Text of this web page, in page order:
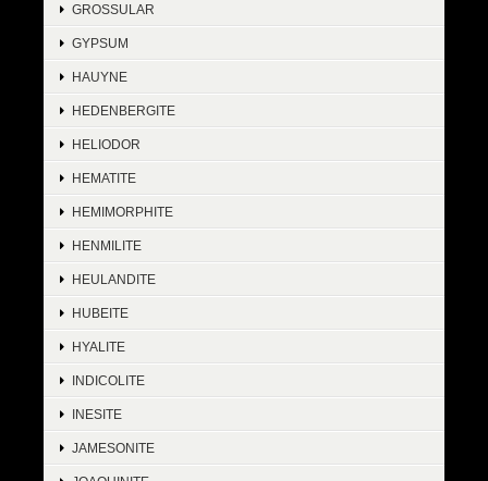
GROSSULAR
GYPSUM
HAUYNE
HEDENBERGITE
HELIODOR
HEMATITE
HEMIMORPHITE
HENMILITE
HEULANDITE
HUBEITE
HYALITE
INDICOLITE
INESITE
JAMESONITE